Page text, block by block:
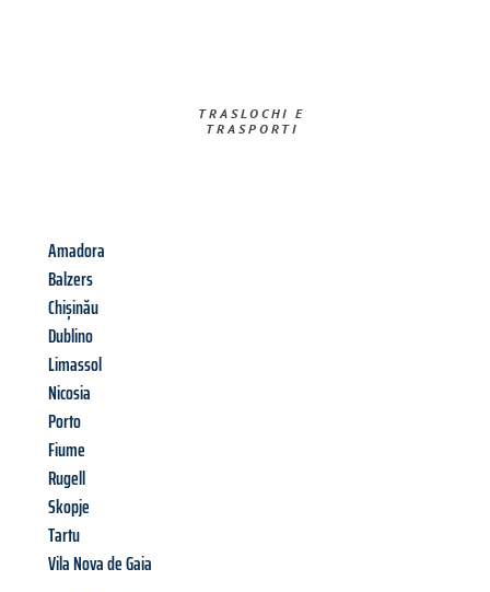
TRASLOCHI E
TRASPORTI​
Amadora
Balzers
Chișinău
Dublino
Limassol
Nicosia
Porto
Fiume
Rugell
Skopje
Tartu
Vila Nova de Gaia